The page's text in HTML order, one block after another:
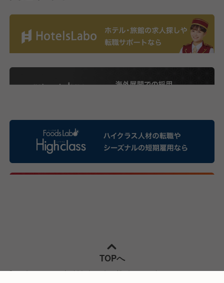
TOPへ
Copyright © 2022-2026foodslabo by cuolega All rights reserved.